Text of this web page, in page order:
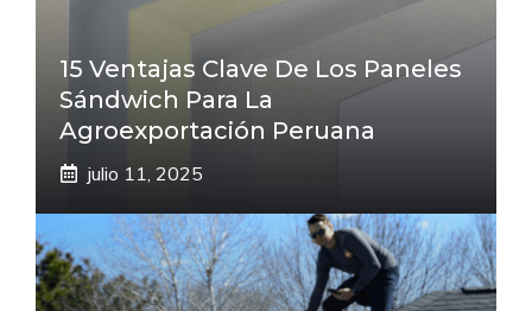
15 Ventajas Clave De Los Paneles
Sándwich Para La
Agroexportación Peruana
julio 11, 2025